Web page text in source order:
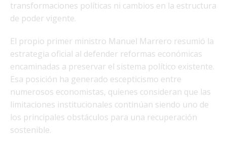
transformaciones políticas ni cambios en la estructura
de poder vigente.
El propio primer ministro Manuel Marrero resumió la
estrategia oficial al defender reformas económicas
encaminadas a preservar el sistema político existente.
Esa posición ha generado escepticismo entre
numerosos economistas, quienes consideran que las
limitaciones institucionales continúan siendo uno de
los principales obstáculos para una recuperación
sostenible.